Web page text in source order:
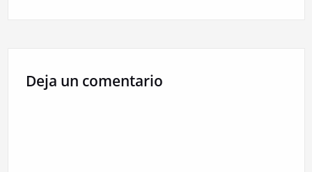
Deja un comentario